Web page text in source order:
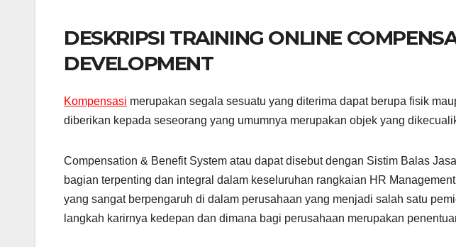
DESKRIPSI TRAINING ONLINE
DEVELOPMENT
Kompensasi merupakan segala sesuatu yang diterima dapat berupa fisik
diberikan kepada seseorang yang umumnya merupakan objek yang
Compensation & Benefit System atau dapat disebut dengan Sistim Balas
bagian terpenting dan integral dalam keseluruhan rangkaian HR
yang sangat berpengaruh di dalam perusahaan yang menjadi salah satu
langkah karirnya kedepan dan dimana bagi perusahaan merupakan